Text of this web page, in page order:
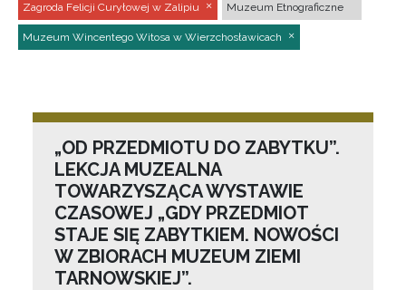
Zagroda Felicji Curyłowej w Zalipiu Muzeum Etnograficzne
Muzeum Wincentego Witosa w Wierzchosławicach
„OD PRZEDMIOTU DO ZABYTKU”.
LEKCJA MUZEALNA
TOWARZYSZĄCA WYSTAWIE
CZASOWEJ „GDY PRZEDMIOT
STAJE SIĘ ZABYTKIEM. NOWOŚCI
W ZBIORACH MUZEUM ZIEMI
TARNOWSKIEJ”.